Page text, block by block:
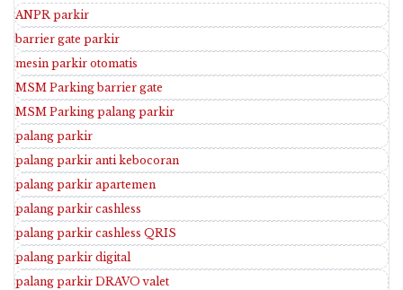
ANPR parkir
barrier gate parkir
mesin parkir otomatis
MSM Parking barrier gate
MSM Parking palang parkir
palang parkir
palang parkir anti kebocoran
palang parkir apartemen
palang parkir cashless
palang parkir cashless QRIS
palang parkir digital
palang parkir DRAVO valet